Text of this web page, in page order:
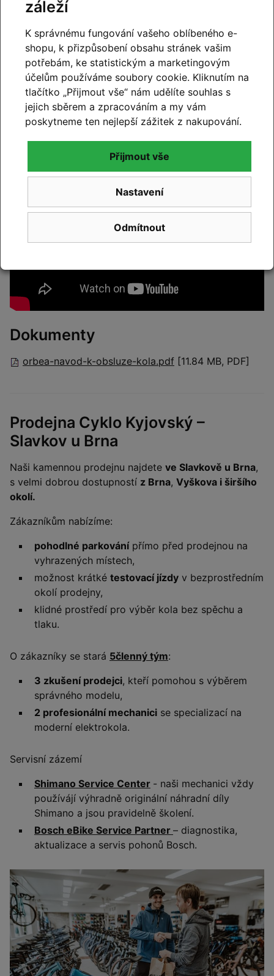
Sedlo
Selle Italia SLR Boost Elite
Fill, ližiny Ø7 mm
Remote lockout
OC Squidlock MP11 —
odpružení + teleskopická
sedlovka
Dokumenty
orbea-navod-k-obsluze-kola.pdf [11.84 MB, PDF]
Prodejna Cyklo Kyjovský –
Slavkov u Brna
Naši kamennou prodejnu najdete ve Slavkově u Brna,
s velmi dobrou dostupností z Brna, Vyškova i širšího
okolí.
Zákazníkům nabízíme:
pohodlné parkovánípřímo před prodejnou na
vyhrazených místech,
možnost krátké testovací jízdy v bezprostředním
okolí prodejny,
klidné prostředí pro výběr kola bez spěchu a
tlaku.
O zákazníky se stará 5členný tým:
3 zkušení prodejci, kteří pomohou s výběrem
správného modelu,
2 profesionální mechanici se specializací na
moderní elektrokola.
Servisní zázemí
Shimano Service Center - naši mechanici vždy
používájí výhradně originální náhradní díly
Shimano a jsou pravidelně školení.
Bosch eBike Service Partner – diagnostika,
aktualizace a servis pohonů Bosch.
záleží
K správnému fungování vašeho oblíbeného e-
shopu, k přizpůsobení obsahu stránek vašim
potřebám, ke statistickým a marketingovým
účelům používáme soubory cookie. Kliknutím na
tlačítko „Přijmout vše“ nám udělíte souhlas s
jejich sběrem a zpracováním a my vám
poskytneme ten nejlepší zážitek z nakupování.
Odmítnout
Nastavení
Přijmout vše